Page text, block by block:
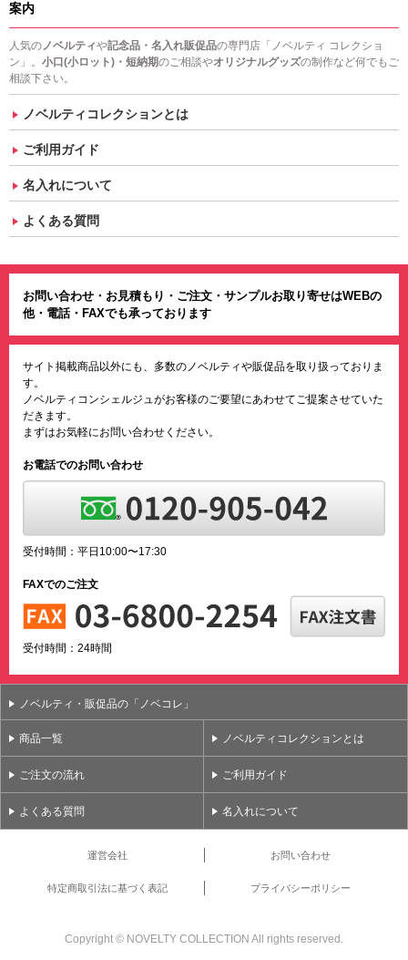
案内
人気のノベルティや記念品・名入れ販促品の専門店「ノベルティ コレクショ
ン」。 小口(小ロット)・短納期のご相談やオリジナルグッズの制作など何でもご
相談下さい。
ノベルティコレクションとは
ご利用ガイド
名入れについて
よくある質問
お問い合わせ・お見積もり・ご注文・サンプルお取り寄せはWEBの
他・電話・FAXでも承っております
サイト掲載商品以外にも、多数のノベルティや販促品を取り扱っておりま
す。
ノベルティコンシェルジュがお客様のご要望にあわせてご提案させていた
だきます。
まずはお気軽にお問い合わせください。
お電話でのお問い合わせ
受付時間：平日10:00〜17:30
FAXでのご注文
受付時間：24時間
ノベルティ・販促品の「ノベコレ」
商品一覧 ノベルティコレクションとは
ご注文の流れ ご利用ガイド
よくある質問 名入れについて
運営会社 お問い合わせ
特定商取引法に基づく表記 プライバシーポリシー
Copyright © NOVELTY COLLECTION All rights reserved.